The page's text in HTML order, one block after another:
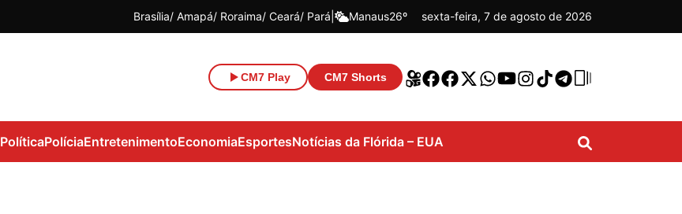
Brasília Amapá Roraima Ceará Pará Manaus26º sexta-feira, 7 de agosto de 2026
CM7 Play CM7 Shorts
PolíticaPolíciaEntretenimentoEconomiaEsportesNotícias da Flórida – EUA